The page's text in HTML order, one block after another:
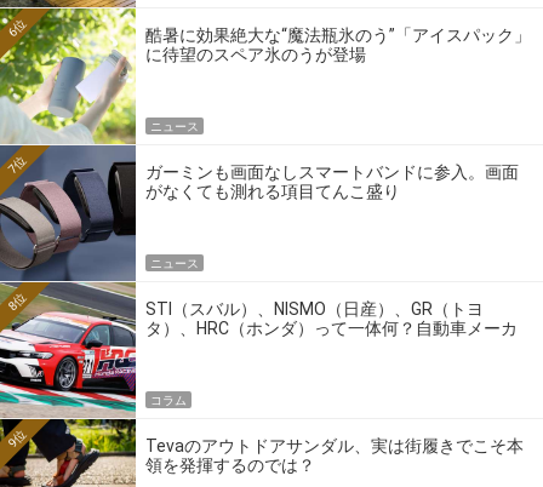
酷暑に効果絶大な“魔法瓶氷のう”「アイスパック」
に待望のスペア氷のうが登場
6位
ニュース
ガーミンも画面なしスマートバンドに参入。画面
がなくても測れる項目てんこ盛り
7位
ニュース
STI（スバル）、NISMO（日産）、GR（トヨ
タ）、HRC（ホンダ）って一体何？自動車メーカ
8位
コラム
Tevaのアウトドアサンダル、実は街履きでこそ本
領を発揮するのでは？
9位